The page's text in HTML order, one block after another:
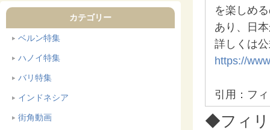
カテゴリー
ベルン特集
ハノイ特集
バリ特集
インドネシア
街角動画
を楽しめ
あり、日
詳しくは
https://
引用：フ
◆フィリ